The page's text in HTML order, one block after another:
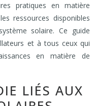
pratiques en matière
ressources disponibles
solaire. Ce guide
et à tous ceux qui
en matière de
LIÉS AUX